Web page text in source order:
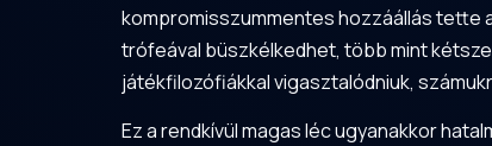
kompromisszummentes hozzáállás tette
trófeával büszkélkedhet, több mint
játékfilozófiákkal vigasztalódniuk,
Ez a rendkívül magas léc ugyanakkor